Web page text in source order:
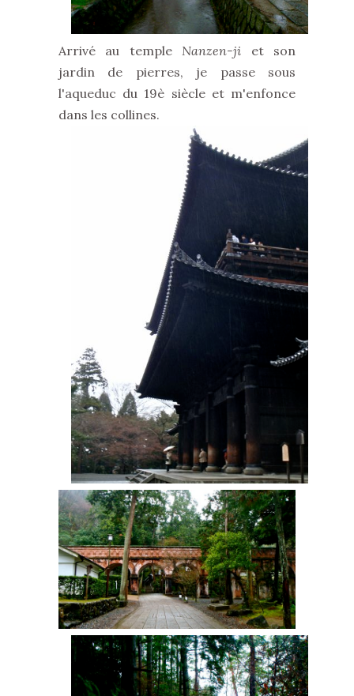
Arrivé au templeNanzen-ji et son
jardin de pierres, je passe sous
l'aqueduc du 19è siècle et m'enfonce
dans les collines.